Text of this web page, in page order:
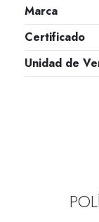
Marca
Certificado
Unidad de